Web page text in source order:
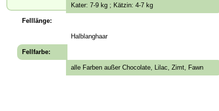
Kater: 7-9 kg ; Kätzin: 4-7 kg
Felllänge:
Halblanghaar
Fellfarbe:
alle Farben außer Chocolate, Lilac, Zimt, Fawn